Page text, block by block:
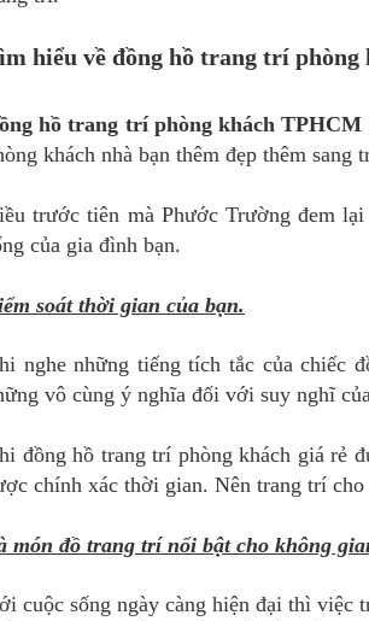
hiểu về đồng hồ trang trí phòng
hồ trang trí phòng khách TPHCM
khách nhà bạn thêm đẹp thêm
trước tiên mà Phước Trường đem
của gia đình bạn.
soát thời gian của bạn.
nghe những tiếng tích tắc của chiếc
vô cùng ý nghĩa đối với suy nghĩ
đồng hồ trang trí phòng khách giá rẻ
chính xác thời gian. Nên trang trí
món đồ trang trí nổi bật cho không
cuộc sống ngày càng hiện đại thì việc